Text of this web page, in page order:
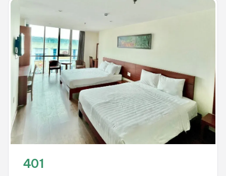
401